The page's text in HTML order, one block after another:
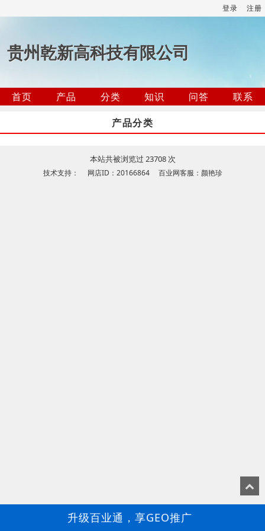
登录 注册
贵州乾新高科技有限公司
首页 产品 分类 知识 问答
联系
产品分类
本站共被浏览过 23708 次
技术支持： 网店ID：20166864 百业网客服：颜艳珍
升级百业通，享GEO推广